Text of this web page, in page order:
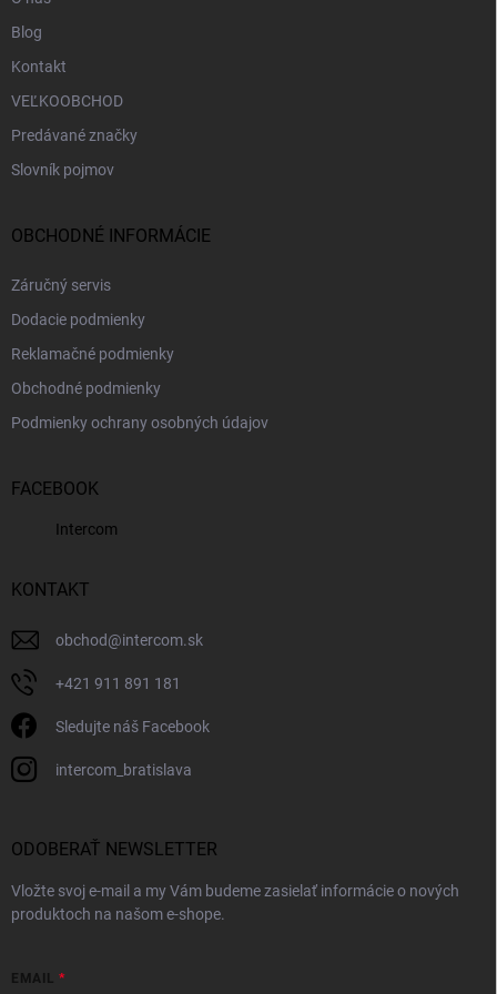
Blog
Kontakt
VEĽKOOBCHOD
Predávané značky
Slovník pojmov
OBCHODNÉ INFORMÁCIE
Záručný servis
Dodacie podmienky
Reklamačné podmienky
Obchodné podmienky
Podmienky ochrany osobných údajov
FACEBOOK
Intercom
KONTAKT
obchod@intercom.sk
+421 911 891 181
Sledujte náš Facebook
intercom_bratislava
ODOBERAŤ NEWSLETTER
Vložte svoj e-mail a my Vám budeme zasielať informácie o nových
produktoch na našom e-shope.
EMAIL